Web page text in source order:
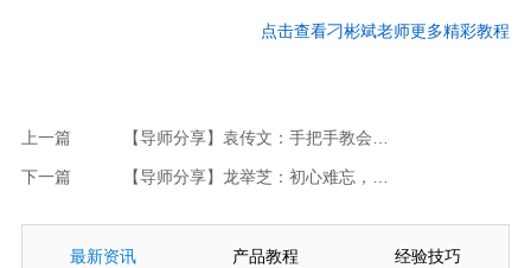
点击查看刁彬斌老师更多精彩教程
上一篇 【导师分享】袁传文：手把手教会您做生日蛋糕---贺3DOne社区周年志庆
下一篇 【导师分享】龙举芝：初心难忘，巧用拉伸阵列功能设计玻璃摆件贺周年
最新资讯 产品教程 经验技巧